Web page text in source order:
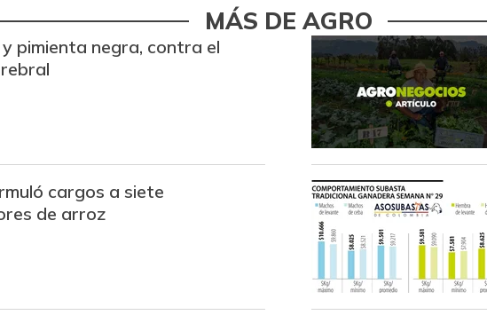
Bocachico criollo fresco
Bocachico importado
Bola de brazo de res
Bola de pierna de res
Bota de res
Brazo con hueso de cerdo
Brazo sin hueso de cerdo
MÁS DE AGRO
pimienta negra, contra el
cargos a siete
de arroz